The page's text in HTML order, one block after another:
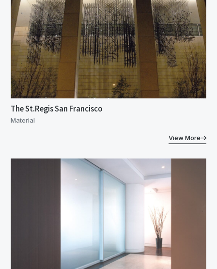
The St.Regis San Francisco
Material
View More